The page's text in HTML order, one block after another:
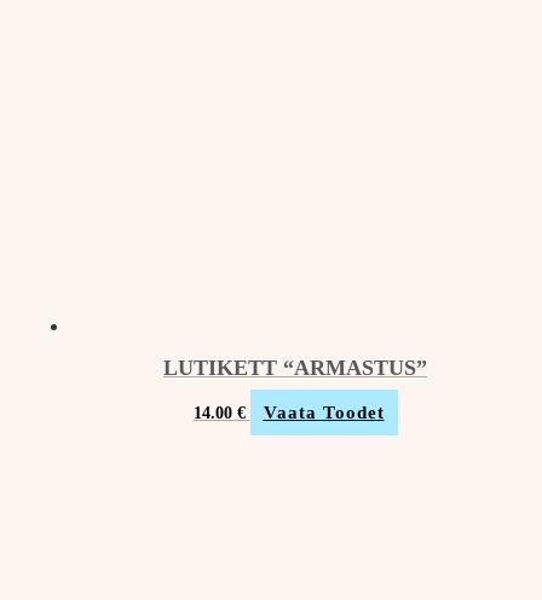
LUTIKETT “ARMASTUS”
14.00 € Vaata Toodet